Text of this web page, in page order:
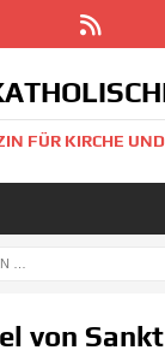
FÜR KIRCHE
von